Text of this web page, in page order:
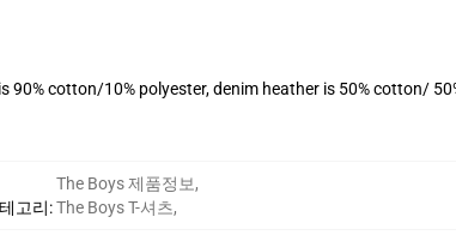
cotton/10% polyester, denim heather is 50% cotton/
고리:
The Boys 제품정보,
The Boys T-셔츠,